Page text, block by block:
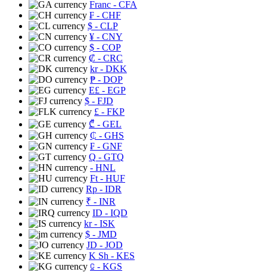
Franc - CFA
₣ - CHF
$ - CLP
¥ - CNY
$ - COP
₡ - CRC
kr- DKK
₱ - DOP
E£ - EGP
$ - FJD
£ - FKP
₾ - GEL
₵ - GHS
₣ - GNF
Q - GTQ
- HNL
Ft - HUF
Rp - IDR
₹ - INR
ID - IQD
kr- ISK
$ - JMD
JD - JOD
K Sh - KES
⃀ - KGS